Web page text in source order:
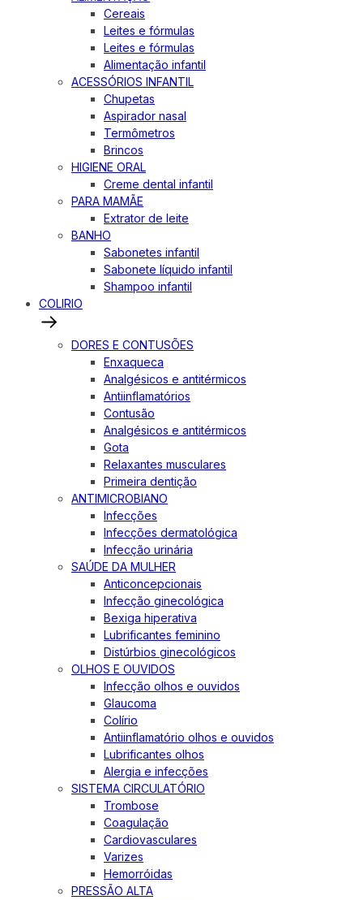
Cereais
Leites e fórmulas
Leites e fórmulas
Alimentação infantil
ACESSÓRIOS INFANTIL
Chupetas
Aspirador nasal
Termômetros
Brincos
HIGIENE ORAL
Creme dental infantil
PARA MAMÃE
Extrator de leite
BANHO
Sabonetes infantil
Sabonete líquido infantil
Shampoo infantil
COLIRIO
DORES E CONTUSÕES
Enxaqueca
Analgésicos e antitérmicos
Antiinflamatórios
Contusão
Analgésicos e antitérmicos
Gota
Relaxantes musculares
Primeira dentição
ANTIMICROBIANO
Infecções
Infecções dermatológica
Infecção urinária
SAÚDE DA MULHER
Anticoncepcionais
Infecção ginecológica
Bexiga hiperativa
Lubrificantes feminino
Distúrbios ginecológicos
OLHOS E OUVIDOS
Infecção olhos e ouvidos
Glaucoma
Colírio
Antiinflamatório olhos e ouvidos
Lubrificantes olhos
Alergia e infecções
SISTEMA CIRCULATÓRIO
Trombose
Coagulação
Cardiovasculares
Varizes
Hemorróidas
PRESSÃO ALTA